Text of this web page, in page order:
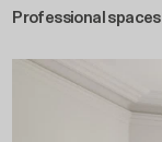
Professional spaces